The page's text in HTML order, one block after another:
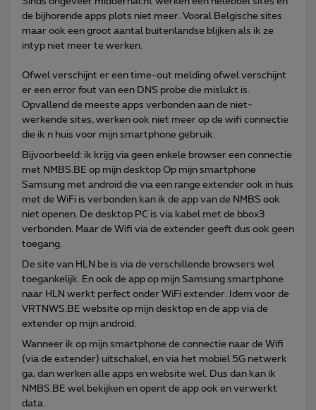
de bijhorende apps plots niet meer. Vooral Belgische sites
maar ook een groot aantal buitenlandse blijken als ik ze
intyp niet meer te werken.
Ofwel verschijnt er een time-out melding ofwel verschijnt
er een error fout van een DNS probe die mislukt is.
Opvallend de meeste apps verbonden aan de niet-
werkende sites, werken ook niet meer op de wifi connectie
die ik n huis voor mijn smartphone gebruik.
Bijvoorbeeld: ik krijg via geen enkele browser een connectie
met NMBS.BE op mijn desktop Op mijn smartphone
Samsung met android die via een range extender ook in huis
met de WiFi is verbonden kan ik de app van de NMBS ook
niet openen. De desktop PC is via kabel met de bbox3
verbonden. Maar de Wifi via de extender geeft dus ook geen
toegang.
De site van HLN.be is via de verschillende browsers wel
toegankelijk. En ook de app op mijn Samsung smartphone
naar HLN werkt perfect onder WiFi extender. Idem voor de
VRTNWS.BE website op mijn desktop en de app via de
extender op mijn android.
Wanneer ik op mijn smartphone de connectie naar de Wifi
(via de extender) uitschakel, en via het mobiel 5G netwerk
ga, dan werken alle apps en website wel. Dus dan kan ik
NMBS.BE wel bekijken en opent de app ook en verwerkt
data.